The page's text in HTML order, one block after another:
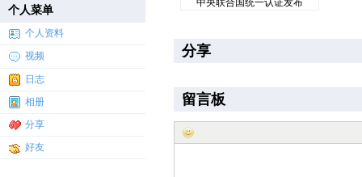
个人菜单
个人资料
视频
日志
相册
分享
好友
中央联合国统一认证发布
分享
留言板